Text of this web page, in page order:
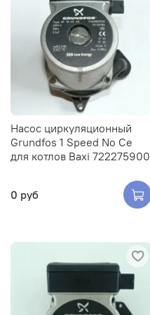
Насос циркуляционный
Grundfos 1 Speed No Ce
для котлов Baxi 722275900
0 руб